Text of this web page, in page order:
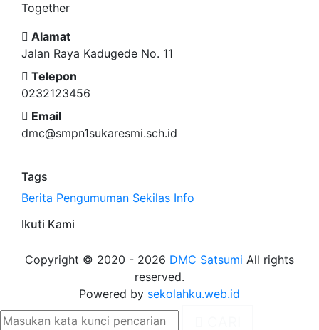
Together
Alamat
Jalan Raya Kadugede No. 11
Telepon
0232123456
Email
dmc@smpn1sukaresmi.sch.id
Tags
Berita Pengumuman Sekilas Info
Ikuti Kami
Copyright © 2020 - 2026 DMC Satsumi All rights
reserved.
Powered by sekolahku.web.id